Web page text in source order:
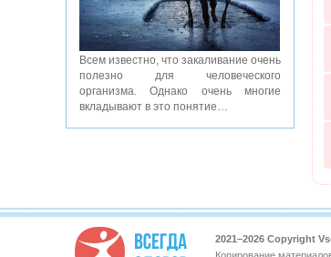
Всем известно, что закаливание очень
полезно для человеческого
организма. Однако очень многие
вкладывают в это понятие…
2021–2026 Copyright